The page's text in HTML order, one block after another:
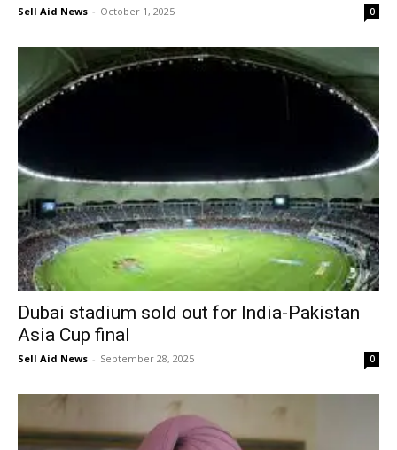
Sell Aid News - October 1, 2025 0
Dubai stadium sold out for India-Pakistan
Asia Cup final
Sell Aid News - September 28, 2025 0